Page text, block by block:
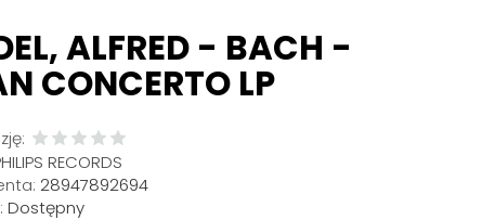
ALFRED - BACH -
CONCERTO LP
RECORDS
28947892694
Dostępny